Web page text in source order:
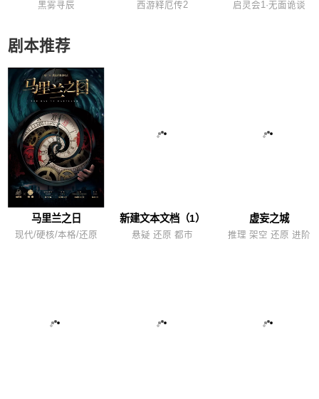
黑雾寻辰 西游释厄传2 启灵会1·无面诡谈
剧本推荐
马里兰之日
现代/硬核/本格/还原
新建文本文档（1）
悬疑 还原 都市
虚妄之城
推理 架空 还原 进阶